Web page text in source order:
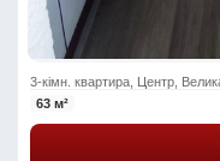
3-кімн. квартира, Центр,
63 м²